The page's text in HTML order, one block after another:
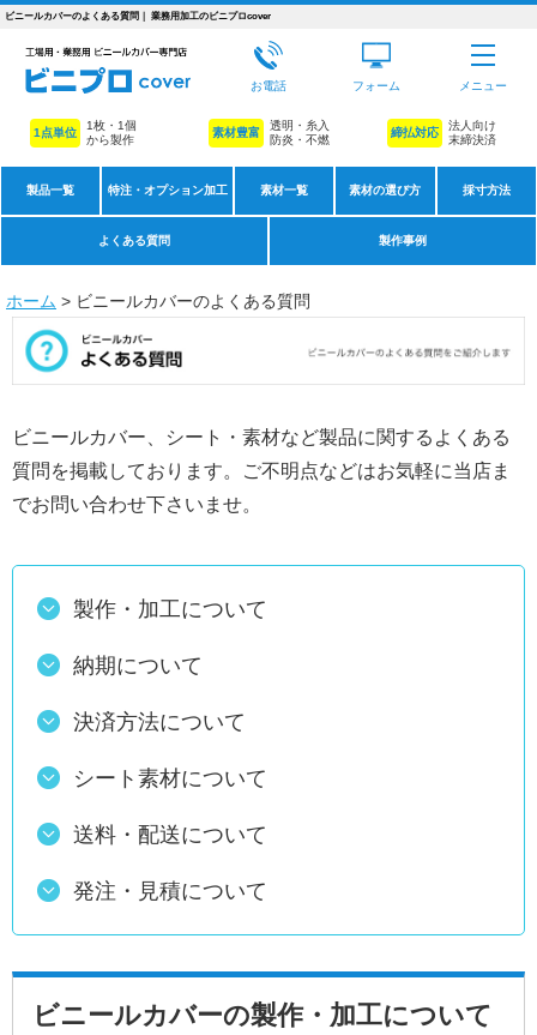
ビニールカバーのよくある質問｜ 業務用加工のビニプロcover
お電話 フォーム メニュー
1点単位
1枚・1個
から製作
素材豊富
透明・糸入
防炎・不燃
締払対応
法人向け
末締決済
製品一覧 特注・オプション加工 素材一覧 素材の選び方 採寸方法
よくある質問 製作事例
ホーム > ビニールカバーのよくある質問
ビニールカバー、シート・素材など製品に関するよくある
質問を掲載しております。ご不明点などはお気軽に当店ま
でお問い合わせ下さいませ。
製作・加工について
納期について
決済方法について
シート素材について
送料・配送について
発注・見積について
ビニールカバーの製作・加工について